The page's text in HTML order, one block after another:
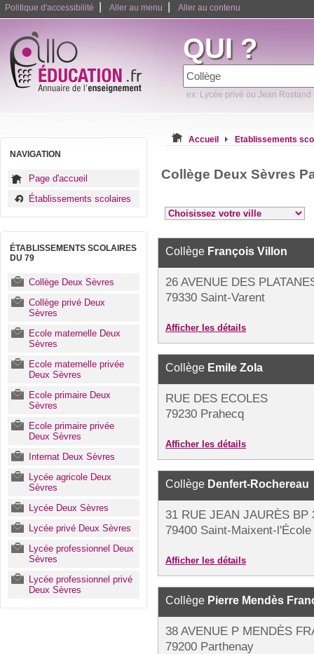
Politique d'accessibilité Aller au menu Aller au contenu
QUI ?
ex: Lycée privé ou Jean Rostand
NAVIGATION
Page d'accueil
Établissements scolaires
ÉTABLISSEMENTS SCOLAIRES
DU 79
Collège Deux Sèvres
Collège privé Deux
Sèvres
Ecole maternelle Deux
Sèvres
Ecole maternelle privée
Deux Sèvres
Ecole primaire Deux
Sèvres
Ecole primaire privée
Deux Sèvres
Internat Deux Sèvres
Lycée agricole Deux
Sèvres
Lycée Deux Sèvres
Lycée privé Deux Sèvres
Lycée professionnel Deux
Sèvres
Lycée professionnel privé
Deux Sèvres
Accueil Etablissements
Collège Deux Sèvres
Collège François Villon
26 AVENUE DES
79330 Saint-Varent
Afficher les détails
Collège Emile Zola
RUE DES ECOLES
79230 Prahecq
Afficher les détails
Collège Denfert-Rochereau
31 RUE JEAN JAURÈS BP
79400 Saint-Maixent-l'École
Afficher les détails
Collège Pierre Mendès
38 AVENUE P MENDÈS
79200 Parthenay